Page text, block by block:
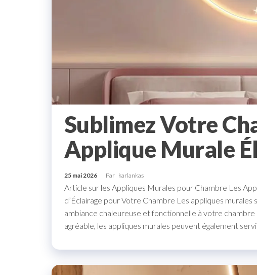
Sublimez Votre
Applique Murale
25 mai 2026 Par karlankas
Article sur les Appliques Murales pour Chambre Les
d’Éclairage pour Votre Chambre Les appliques
ambiance chaleureuse et fonctionnelle à votre chambre
agréable, les appliques murales peuvent également